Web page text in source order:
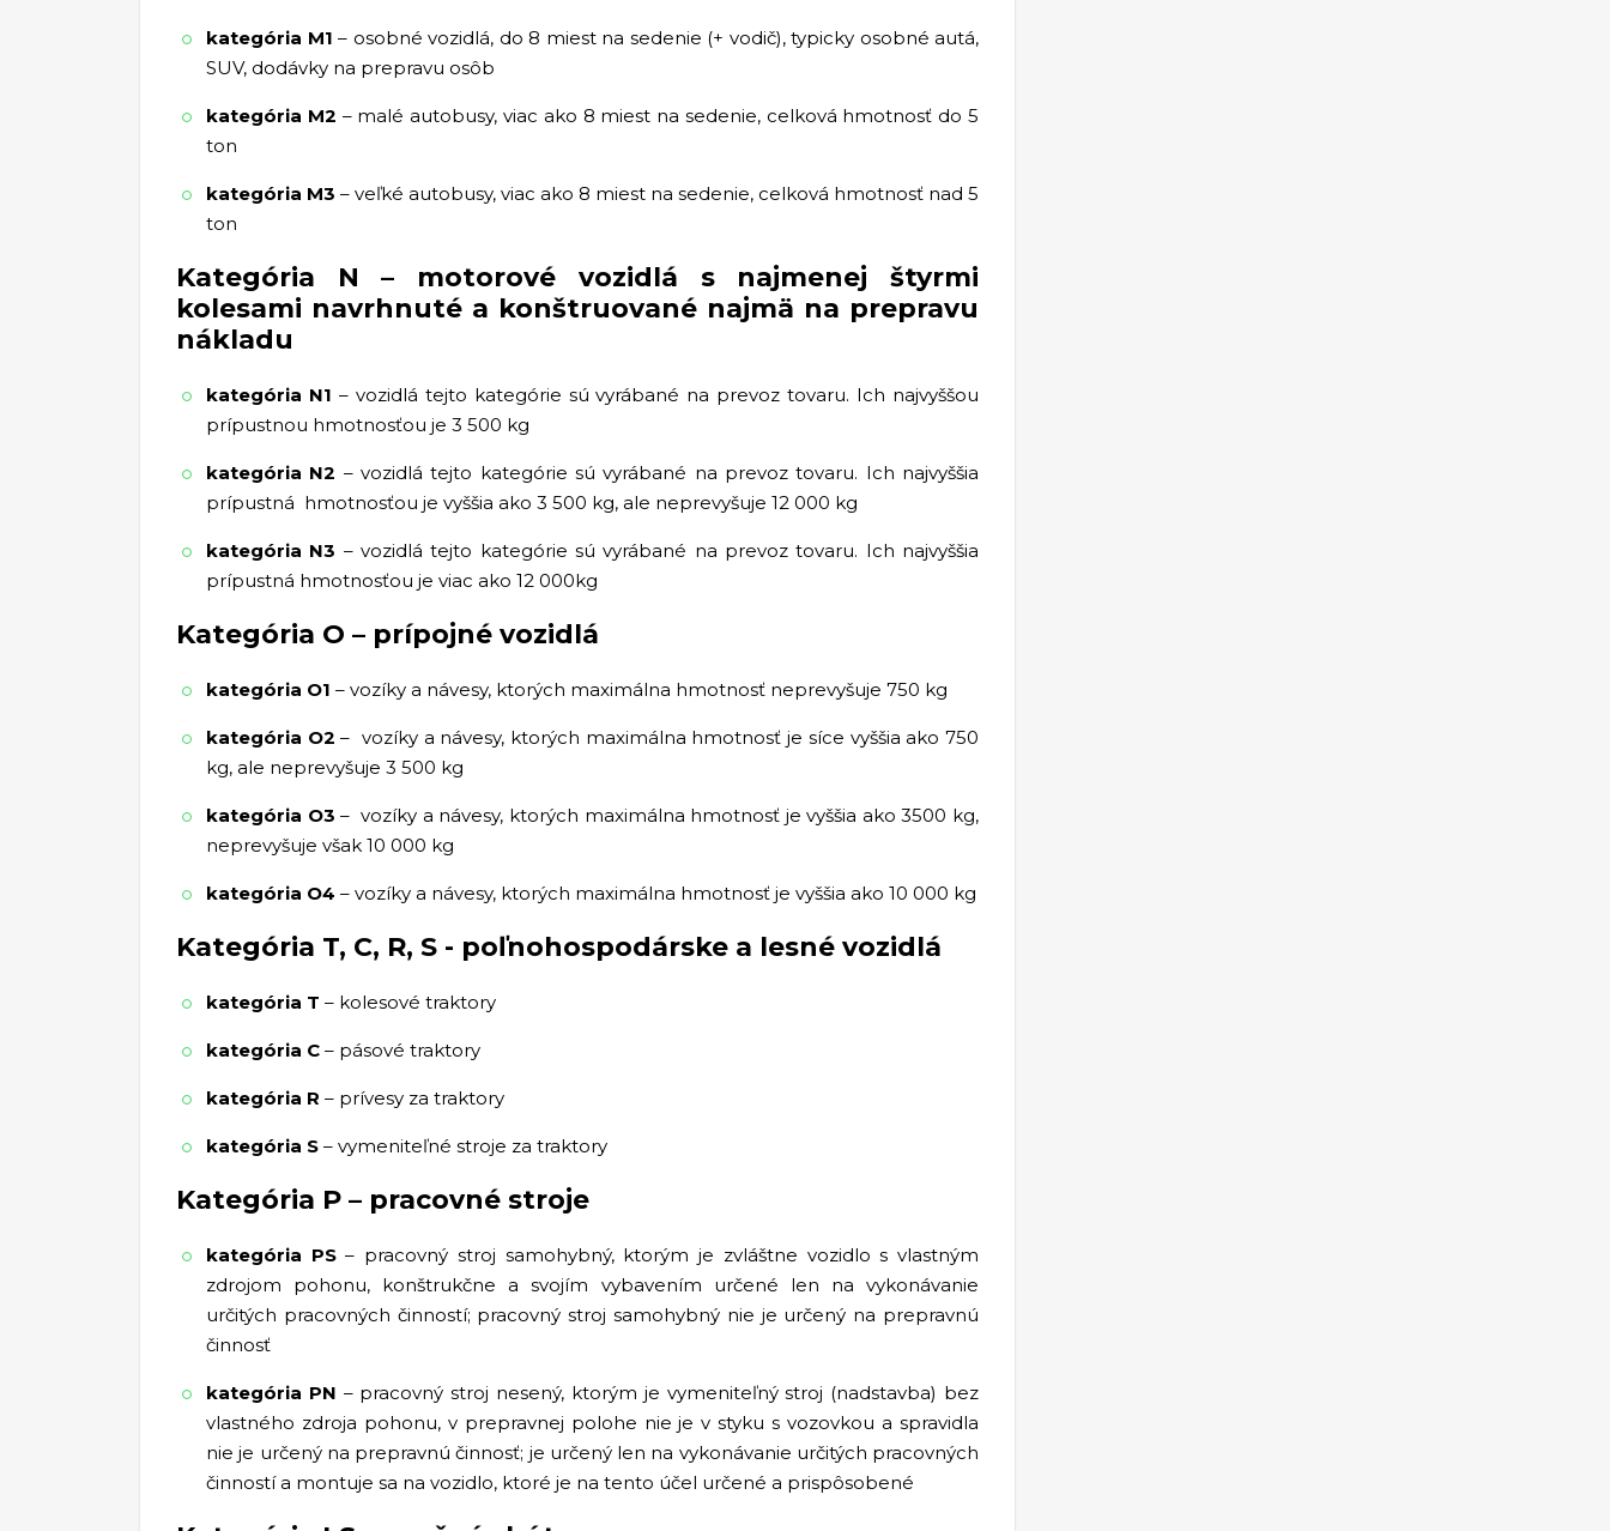
kategória M1 – osobné vozidlá, do 8 miest na sedenie (+ vodič), typicky osobné autá,
SUV, dodávky na prepravu osôb
kategória M2 – malé autobusy, viac ako 8 miest na sedenie, celková hmotnosť do 5
ton
kategória M3 – veľké autobusy, viac ako 8 miest na sedenie, celková hmotnosť nad 5
ton
Kategória N – motorové vozidlá s najmenej štyrmi
kolesami navrhnuté a konštruované najmä na prepravu
nákladu
kategória N1 – vozidlá tejto kategórie sú vyrábané na prevoz tovaru. Ich najvyššou
prípustnou hmotnosťou je 3 500 kg
kategória N2 – vozidlá tejto kategórie sú vyrábané na prevoz tovaru. Ich najvyššia
prípustná hmotnosťou je vyššia ako 3 500 kg, ale neprevyšuje 12 000 kg
kategória N3 – vozidlá tejto kategórie sú vyrábané na prevoz tovaru. Ich najvyššia
prípustná hmotnosťou je viac ako 12 000kg
Kategória O – prípojné vozidlá
kategória O1 – vozíky a návesy, ktorých maximálna hmotnosť neprevyšuje 750 kg
kategória O2– vozíky a návesy, ktorých maximálna hmotnosť je síce vyššia ako 750
kg, ale neprevyšuje 3 500 kg
kategória O3– vozíky a návesy, ktorých maximálna hmotnosť je vyššia ako 3500 kg,
neprevyšuje však 10 000 kg
kategória O4 – vozíky a návesy, ktorých maximálna hmotnosť je vyššia ako 10 000 kg
Kategória T, C, R, S - poľnohospodárske a lesné vozidlá
kategória T – kolesové traktory
kategória C – pásové traktory
kategória R – prívesy za traktory
kategória S – vymeniteľné stroje za traktory
Kategória P – pracovné stroje
kategória PS– pracovný stroj samohybný, ktorým je zvláštne vozidlo s vlastným
zdrojom pohonu, konštrukčne a svojím vybavením určené len na vykonávanie
určitých pracovných činností; pracovný stroj samohybný nie je určený na prepravnú
činnosť
kategória PN – pracovný stroj nesený, ktorým je vymeniteľný stroj (nadstavba) bez
vlastného zdroja pohonu, v prepravnej polohe nie je v styku s vozovkou a spravidla
nie je určený na prepravnú činnosť; je určený len na vykonávanie určitých pracovných
činností a montuje sa na vozidlo, ktoré je na tento účel určené a prispôsobené